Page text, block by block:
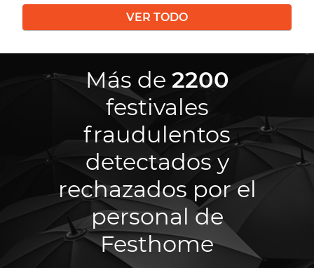
VER TODO
Más de 2200
festivales
fraudulentos
detectados y
rechazados por el
personal de
Festhome